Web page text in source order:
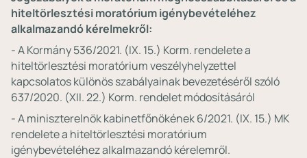
hiteltörlesztési moratórium igénybevételéhez
alkalmazandó kérelmekről:
- A Kormány 536/2021. (IX. 15.) Korm. rendelete a
hiteltörlesztési moratórium veszélyhelyzettel
kapcsolatos különös szabályainak bevezetéséről szóló
637/2020. (XII. 22.) Korm. rendelet módosításáról
- A miniszterelnök kabinetfőnökének 6/2021. (IX. 15.) MK
rendelete a hiteltörlesztési moratórium
igénybevételéhez alkalmazandó kérelemről.